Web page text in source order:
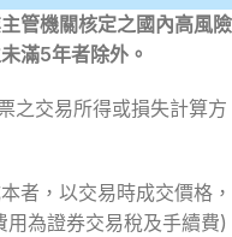
管機關核定之國內高風險
滿5年者除外。
之交易所得或損失計算方
者，以交易時成交價格，
為證券交易稅及手續費)